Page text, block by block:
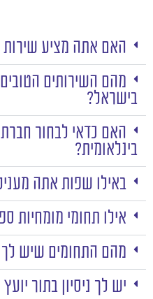
האם אתה מציע
מהם השירותים
בישראל?
האם כדאי לבחור חברת
בינלאומית?
באילו שפות אתה
אילו תחומי מומחיות
מהם התחומים שיש לך
יש לך ניסיון בתור